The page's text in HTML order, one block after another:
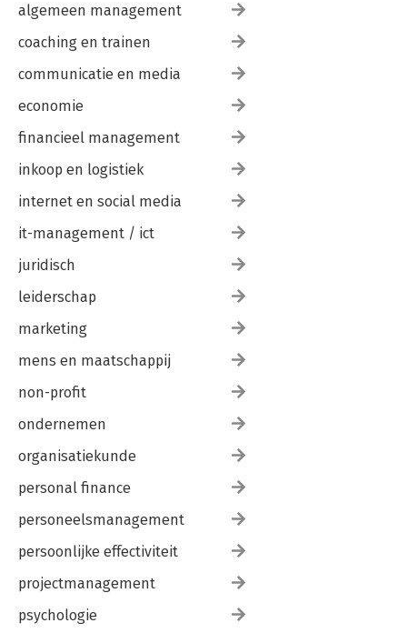
algemeen management
coaching en trainen
communicatie en media
economie
financieel management
inkoop en logistiek
internet en social media
it-management / ict
juridisch
leiderschap
marketing
mens en maatschappij
non-profit
ondernemen
organisatiekunde
personal finance
personeelsmanagement
persoonlijke effectiviteit
projectmanagement
psychologie